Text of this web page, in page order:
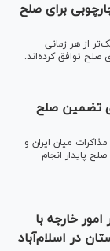
برای صلح
از هر زمانی
صلح توافق کرده‌اند.
تضمین صلح
میان ایران و
پایدار انجام
خارجه با
در اسلام‌آباد